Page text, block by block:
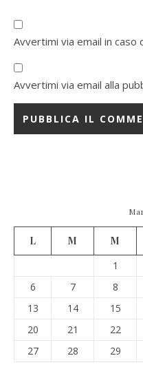
Avvertimi via email in
Avvertimi via email alla
L M M
1
6
7 8
13
14 15
20
21 22
27
28 29